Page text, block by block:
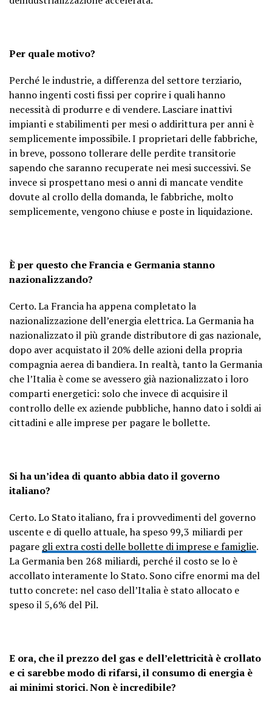
Per quale motivo?
Perché le industrie, a differenza del settore terziario,
hanno ingenti costi fissi per coprire i quali hanno
necessità di produrre e di vendere. Lasciare inattivi
impianti e stabilimenti per mesi o addirittura per anni è
semplicemente impossibile. I proprietari delle fabbriche,
in breve, possono tollerare delle perdite transitorie
sapendo che saranno recuperate nei mesi successivi. Se
invece si prospettano mesi o anni di mancate vendite
dovute al crollo della domanda, le fabbriche, molto
semplicemente, vengono chiuse e poste in liquidazione.
È per questo che Francia e Germania stanno
nazionalizzando?
Certo. La Francia ha appena completato la
nazionalizzazione dell’energia elettrica. La Germania ha
nazionalizzato il più grande distributore di gas nazionale,
dopo aver acquistato il 20% delle azioni della propria
compagnia aerea di bandiera. In realtà, tanto la Germania
che l’Italia è come se avessero già nazionalizzato i loro
comparti energetici: solo che invece di acquisire il
controllo delle ex aziende pubbliche, hanno dato i soldi ai
cittadini e alle imprese per pagare le bollette.
Si ha un’idea di quanto abbia dato il governo
italiano?
Certo. Lo Stato italiano, fra i provvedimenti del governo
uscente e di quello attuale, ha speso 99,3 miliardi per
pagare gli extra costi delle bollette di imprese e famiglie.
La Germania ben 268 miliardi, perché il costo se lo è
accollato interamente lo Stato. Sono cifre enormi ma del
tutto concrete: nel caso dell’Italia è stato allocato e
speso il 5,6% del Pil.
E ora, che il prezzo del gas e dell’elettricità è crollato
e ci sarebbe modo di rifarsi, il consumo di energia è
ai minimi storici. Non è incredibile?